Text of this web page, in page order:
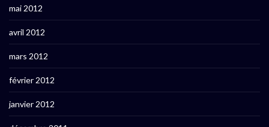
mai 2012
avril 2012
mars 2012
février 2012
janvier 2012